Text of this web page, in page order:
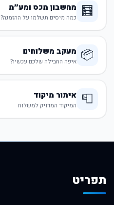
🧮 מחשבון מכס ומע״מ
כמה מיסים תשלמו על ההזמנה?
📦 מעקב משלוחים
איפה החבילה שלכם עכשיו?
📮 איתור מיקוד
המיקוד המדויק למשלוח
תפריט